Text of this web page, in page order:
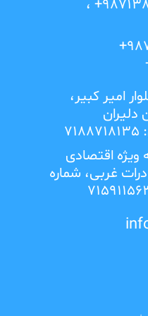
تلفن دفتر : 987138228080+ ،
فکس: 987138333131+
امیر کبیر،
دلیران
ویژه اقتصادی
صادرات غربی، شماره